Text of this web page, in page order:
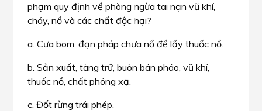
phạm quy định về phòng ngừa tai nạn vũ khí,
cháy, nổ và các chất độc hại?
a. Cưa bom, đạn pháp chưa nổ để lấy thuốc nổ.
b. Sản xuất, tàng trữ, buôn bán pháo, vũ khí,
thuốc nổ, chất phóng xạ.
c. Đốt rừng trái phép.